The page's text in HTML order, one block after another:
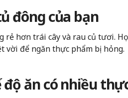
đông của bạn
rẻ hơn trái cây và rau củ tươi.
vời để ngăn thực phẩm bị hỏng.
độ ăn có nhiều